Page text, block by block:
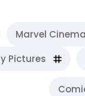
Marvel
Pictures